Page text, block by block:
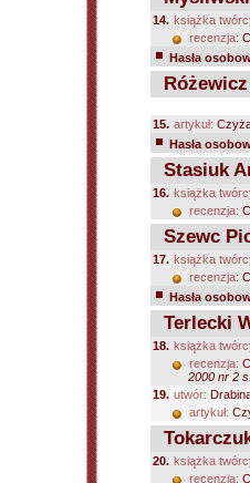
14. książka
recenzja:
Hasła
15. artykuł:
Hasła
Stasiuk
16. książka
recenzja:
Szewc
17. książka
recenzja:
Hasła
Terlecki
18. książka
recenzja:
2000 nr 2
19. utwór:
artykuł:
20. książka
recenzja: